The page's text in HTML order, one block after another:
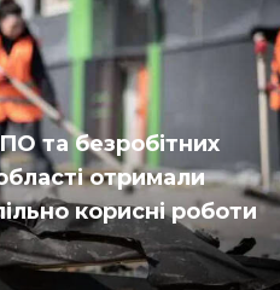
та безробітних
отримали
корисні роботи